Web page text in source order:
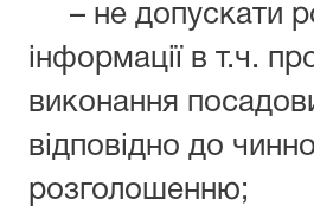
– не допускати
інформації в т.ч.
виконання
відповідно до
розголошенню;